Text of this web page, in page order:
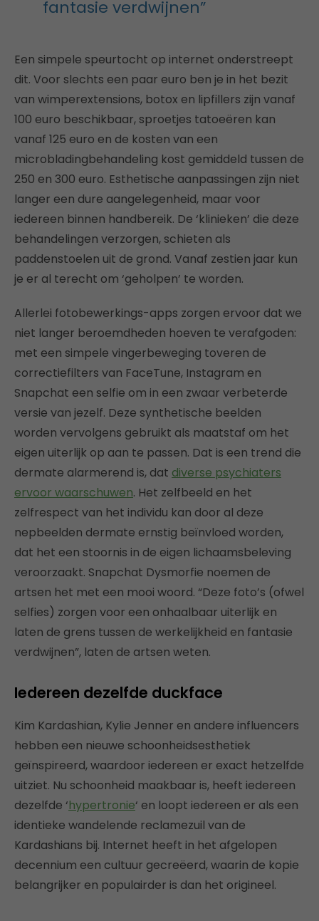
fantasie verdwijnen”
Een simpele speurtocht op internet onderstreept
dit. Voor slechts een paar euro ben je in het bezit
van wimperextensions, botox en lipfillers zijn vanaf
100 euro beschikbaar, sproetjes tatoeëren kan
vanaf 125 euro en de kosten van een
microbladingbehandeling kost gemiddeld tussen de
250 en 300 euro. Esthetische aanpassingen zijn niet
langer een dure aangelegenheid, maar voor
iedereen binnen handbereik. De ‘klinieken’ die deze
behandelingen verzorgen, schieten als
paddenstoelen uit de grond. Vanaf zestien jaar kun
je er al terecht om ‘geholpen’ te worden.
Allerlei fotobewerkings-apps zorgen ervoor dat we
niet langer beroemdheden hoeven te verafgoden:
met een simpele vingerbeweging toveren de
correctiefilters van FaceTune, Instagram en
Snapchat een selfie om in een zwaar verbeterde
versie van jezelf. Deze synthetische beelden
worden vervolgens gebruikt als maatstaf om het
eigen uiterlijk op aan te passen. Dat is een trend die
dermate alarmerend is, dat diverse psychiaters
ervoor waarschuwen. Het zelfbeeld en het
zelfrespect van het individu kan door al deze
nepbeelden dermate ernstig beïnvloed worden,
dat het een stoornis in de eigen lichaamsbeleving
veroorzaakt. Snapchat Dysmorfie noemen de
artsen het met een mooi woord. “Deze foto’s (ofwel
selfies) zorgen voor een onhaalbaar uiterlijk en
laten de grens tussen de werkelijkheid en fantasie
verdwijnen”, laten de artsen weten.
Iedereen dezelfde duckface
Kim Kardashian, Kylie Jenner en andere influencers
hebben een nieuwe schoonheidsesthetiek
geïnspireerd, waardoor iedereen er exact hetzelfde
uitziet. Nu schoonheid maakbaar is, heeft iedereen
dezelfde ‘hypertronie‘ en loopt iedereen er als een
identieke wandelende reclamezuil van de
Kardashians bij. Internet heeft in het afgelopen
decennium een cultuur gecreëerd, waarin de kopie
belangrijker en populairder is dan het origineel.